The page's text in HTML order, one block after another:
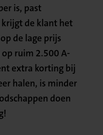
is, past
de klant het
de lage prijs
ruim 2.500 A-
extra korting bij
halen, is minder
doen